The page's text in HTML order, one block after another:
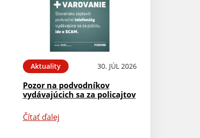
Aktuality 30. JÚL 2026
Pozor na podvodníkov
vydávajúcich sa za policajtov
Čítať ďalej